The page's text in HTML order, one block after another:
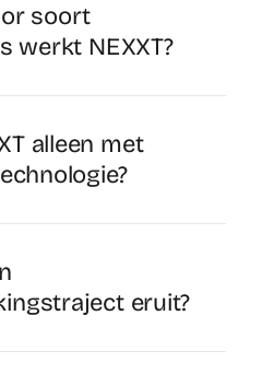
soort
werkt NEXXT?
alleen met
eruit?